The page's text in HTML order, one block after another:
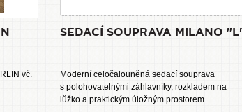
vč.
SEDACÍ SOUPRAVA MILANO
Moderní celočalouněná sedací souprava
s polohovatelnými záhlavníky, rozkladem na
lůžko a praktickým úložným prostorem. ...